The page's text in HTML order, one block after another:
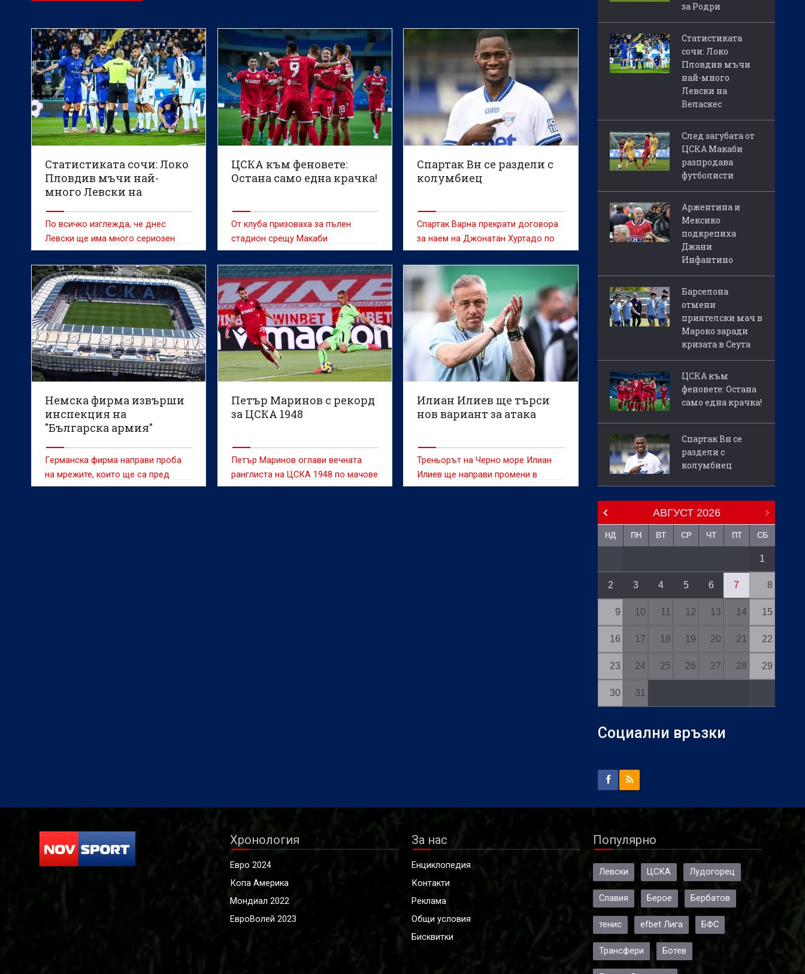
Статистиката сочи: Локо
Пловдив мъчи най-
много Левски на
По всичко изглежда, че днес
Левски ще има много сериозен
тест срещу Локомотив Пд.
ЦСКА към феновете:
Остана само една крачка!
От клуба призоваха за пълен
стадион срещу Макаби
Спартак Вн се раздели с
колумбиец
Спартак Варна прекрати договора
за наем на Джонатан Хуртадо по
семейни причини.
Немска фирма извърши
инспекция на
"Българска армия"
Германска фирма направи проба
на мрежите, които ще са пред
секторите "Г" и "Б" на стадион
Петър Маринов с рекорд
за ЦСКА 1948
Петър Маринов оглави вечната
ранглиста на ЦСКА 1948 по мачове
в Европа.
Илиан Илиев ще търси
нов вариант за атака
Треньорът на Черно море Илиан
Илиев ще направи промени в
нападение за домакинството на
за Родри
Статистиката
сочи: Локо
Пловдив мъчи
най-много
Левски на
Веласкес
След загубата от
ЦСКА Макаби
разпродава
футболисти
Аржентина и
Мексико
подкрепиха
Джани
Инфантино
Барселона
отмени
приятелски мач в
Мароко заради
кризата в Сеута
ЦСКА към
феновете: Остана
само една крачка!
Спартак Вн се
раздели с
колумбиец
АВГУСТ 2026
НД ПН ВТ СР ЧТ ПТ СБ
1
2 3 4 5 6 7 8
9 10 11 12 13 14 15
16 17 18 19 20 21 22
23 24 25 26 27 28 29
30 31
Социални връзки
Хронология
Евро 2024
Копа Америка
Мондиал 2022
ЕвроВолей 2023
За нас
Енциклопедия
Контакти
Реклама
Общи условия
Бисквитки
Популярно
Левски ЦСКА Лудогорец
Славия Берое Бербатов
тенис efbet Лига БФС
Трансфери Ботев